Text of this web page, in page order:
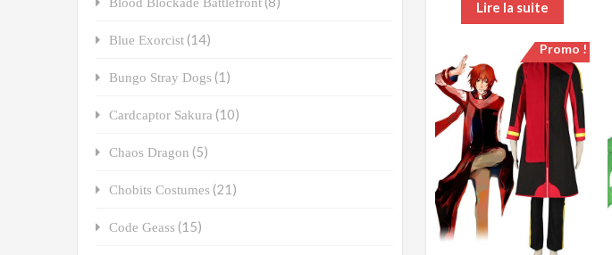
Lire la suite
Promo !
Blue Exorcist (14)
Bungo Stray Dogs (1)
Cardcaptor Sakura (10)
Chaos Dragon (5)
Chobits Costumes (21)
Code Geass (15)